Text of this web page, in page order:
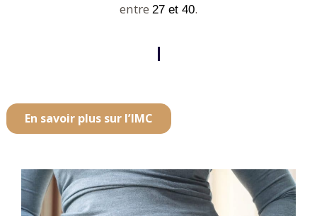
entre 27 et 40.
En savoir plus sur l’IMC